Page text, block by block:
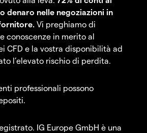
denaro nelle negoziazioni in
Vi preghiamo di
conoscenze in merito al
CFD e la vostra disponibilità ad
l’elevato rischio di perdita.
professionali possono
IG Europe GmbH è una